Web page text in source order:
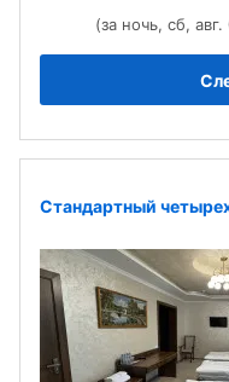
(за ночь, сб,
Стандартный